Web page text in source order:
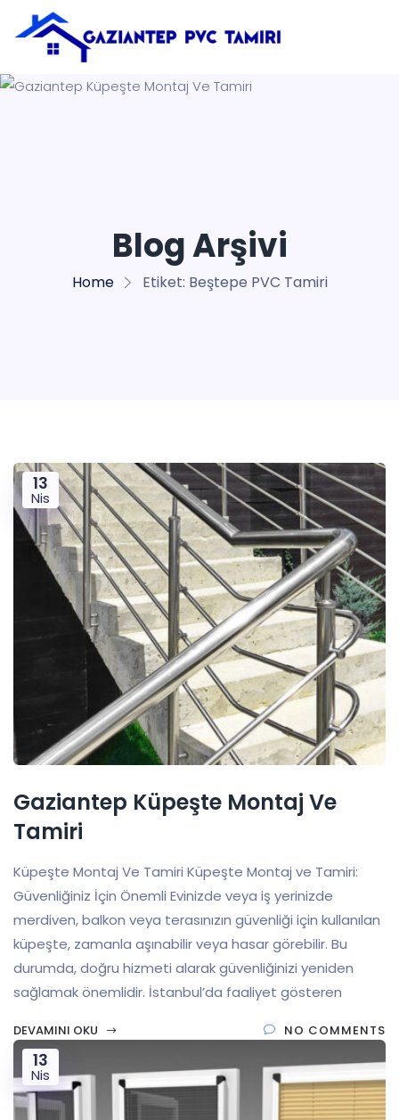
Blog Arşivi
Home Etiket: Beştepe PVC Tamiri
13
Nis
Gaziantep Küpeşte Montaj Ve
Tamiri
Küpeşte Montaj Ve Tamiri Küpeşte Montaj ve Tamiri:
Güvenliğiniz İçin Önemli Evinizde veya iş yerinizde
merdiven, balkon veya terasınızın güvenliği için kullanılan
küpeşte, zamanla aşınabilir veya hasar görebilir. Bu
durumda, doğru hizmeti alarak güvenliğinizi yeniden
sağlamak önemlidir. İstanbul’da faaliyet gösteren
DEVAMINI OKU NO COMMENTS
13
Nis